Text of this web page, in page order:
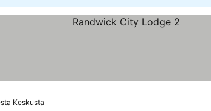
Keskusta